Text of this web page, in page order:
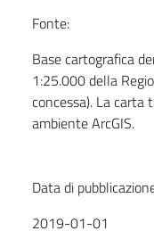
Fonte:
Base cartografica
1:25.000 della
concessa). La
ambiente ArcGIS.
Data di
2019-01-01